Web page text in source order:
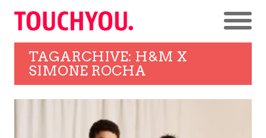
TAGARCHIVE: H&M X
SIMONE ROCHA